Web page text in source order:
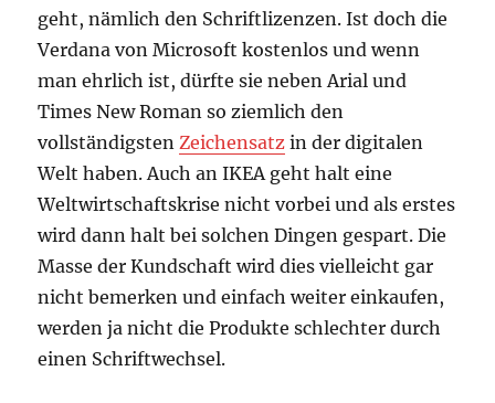
geht, nämlich den Schriftlizenzen. Ist doch die
Verdana von Microsoft kostenlos und wenn
man ehrlich ist, dürfte sie neben Arial und
Times New Roman so ziemlich den
vollständigsten Zeichensatz in der digitalen
Welt haben. Auch an IKEA geht halt eine
Weltwirtschaftskrise nicht vorbei und als erstes
wird dann halt bei solchen Dingen gespart. Die
Masse der Kundschaft wird dies vielleicht gar
nicht bemerken und einfach weiter einkaufen,
werden ja nicht die Produkte schlechter durch
einen Schriftwechsel.